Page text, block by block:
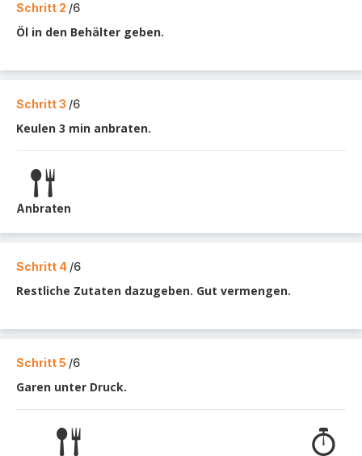
Schritt 2 /6
Öl in den Behälter geben.
Schritt 3 /6
Keulen 3 min anbraten.
Anbraten
Schritt 4 /6
Restliche Zutaten dazugeben. Gut vermengen.
Schritt 5 /6
Garen unter Druck.